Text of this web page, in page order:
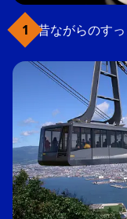
昔ながらのす